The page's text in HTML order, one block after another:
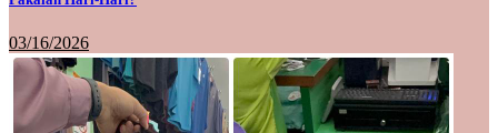
03/16/2026